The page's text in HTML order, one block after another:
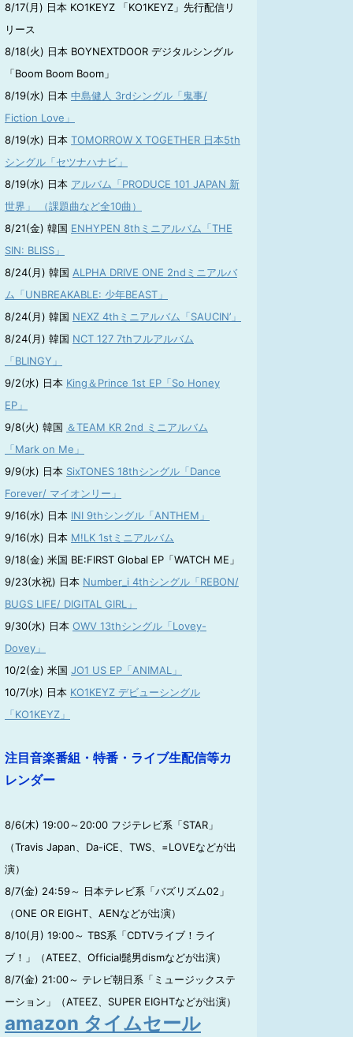
8/17(月) 日本 KO1KEYZ 「KO1KEYZ」先行配信リ
リース
8/18(火) 日本 BOYNEXTDOOR デジタルシングル
「Boom Boom Boom」
8/19(水) 日本 中島健人 3rdシングル「鬼事/
Fiction Love」
8/19(水) 日本 TOMORROW X TOGETHER 日本5th
シングル「セツナハナビ」
8/19(水) 日本 アルバム「PRODUCE 101 JAPAN 新
世界」 （課題曲など全10曲）
8/21(金) 韓国 ENHYPEN 8thミニアルバム「THE
SIN: BLISS」
8/24(月) 韓国 ALPHA DRIVE ONE 2ndミニアルバ
ム「UNBREAKABLE: 少年BEAST」
8/24(月) 韓国 NEXZ 4thミニアルバム「SAUCIN’」
8/24(月) 韓国 NCT 127 7thフルアルバム
「BLINGY」
9/2(水) 日本 King＆Prince 1st EP「So Honey
EP」
9/8(火) 韓国 ＆TEAM KR 2nd ミニアルバム
「Mark on Me」
9/9(水) 日本 SixTONES 18thシングル「Dance
Forever/ マイオンリー」
9/16(水) 日本 INI 9thシングル「ANTHEM」
9/16(水) 日本 M!LK 1stミニアルバム
9/18(金) 米国 BE:FIRST Global EP「WATCH ME」
9/23(水祝) 日本 Number_i 4thシングル「REBON/
BUGS LIFE/ DIGITAL GIRL」
9/30(水) 日本 OWV 13thシングル「Lovey-
Dovey」
10/2(金) 米国 JO1 US EP「ANIMAL」
10/7(水) 日本 KO1KEYZ デビューシングル
「KO1KEYZ」
注目音楽番組・特番・ライブ生配信等カ
レンダー
8/6(木) 19:00～20:00 フジテレビ系「STAR」
（Travis Japan、Da-iCE、TWS、=LOVEなどが出
演）
8/7(金) 24:59～ 日本テレビ系「バズリズム02」
（ONE OR EIGHT、AENなどが出演）
8/10(月) 19:00～ TBS系「CDTVライブ！ライ
ブ！」（ATEEZ、Official髭男dismなどが出演）
8/7(金) 21:00～ テレビ朝日系「ミュージックステ
ーション」（ATEEZ、SUPER EIGHTなどが出演）
amazon タイムセール